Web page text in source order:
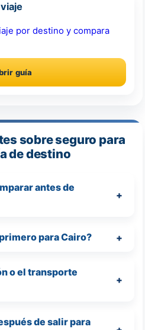
por destino y compara
guía
sobre seguro para
de destino
antes de
para Cairo?
o el transporte
de salir para